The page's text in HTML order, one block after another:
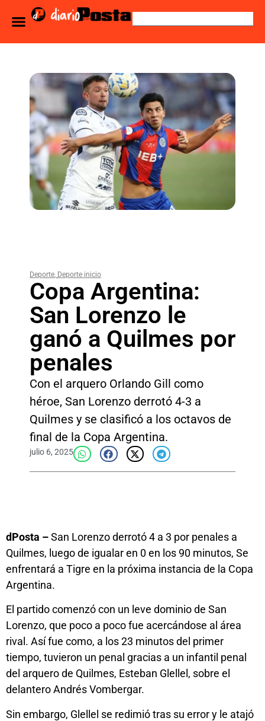
Deporte, Deporte inicio
Copa Argentina:
San Lorenzo le
ganó a Quilmes por
penales
Con el arquero Orlando Gill como
héroe, San Lorenzo derrotó 4-3 a
Quilmes y se clasificó a los octavos de
final de la Copa Argentina.
julio 6, 2025
dPosta –San Lorenzo derrotó 4 a 3 por penales a
Quilmes, luego de igualar en 0 en los 90 minutos, Se
enfrentará a Tigre en la próxima instancia de la Copa
Argentina.
El partido comenzó con un leve dominio de San
Lorenzo, que poco a poco fue acercándose al área
rival. Así fue como, a los 23 minutos del primer
tiempo, tuvieron un penal gracias a un infantil penal
del arquero de Quilmes, Esteban Glellel, sobre el
delantero Andrés Vombergar.
Sin embargo, Glellel se redimió tras su error y le atajó